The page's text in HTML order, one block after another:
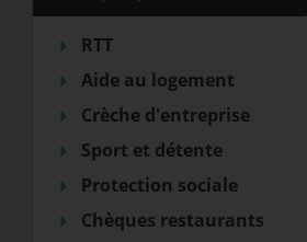
RTT
Aide au logement
Crèche d'entreprise
Sport et détente
Protection sociale
Chèques restaurants